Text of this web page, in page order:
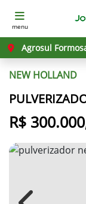
menu
Agrosul
NEW HOLLAND
R$